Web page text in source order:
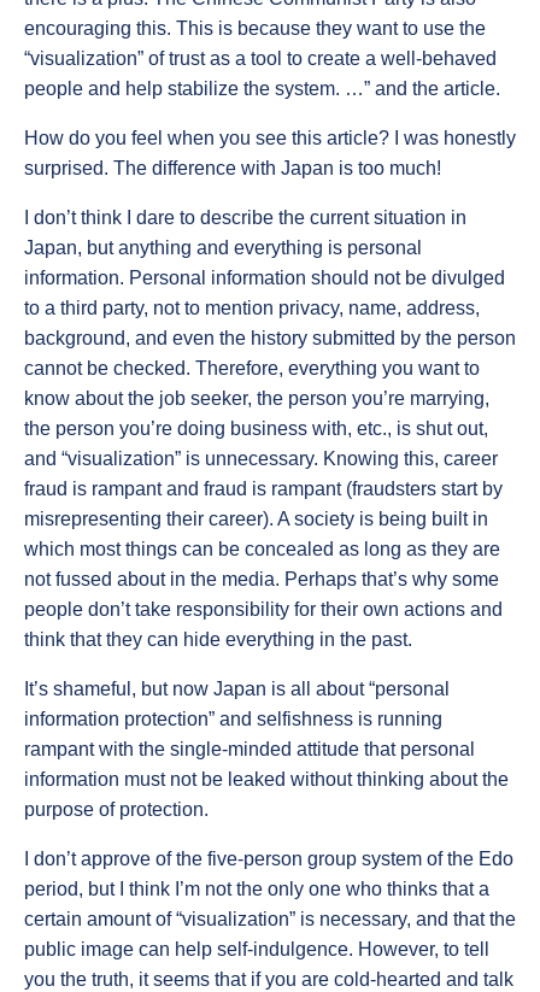
encouraging this. This is because they want to use the
“visualization” of trust as a tool to create a well-behaved
people and help stabilize the system. …” and the article.
How do you feel when you see this article? I was honestly
surprised. The difference with Japan is too much!
I don’t think I dare to describe the current situation in
Japan, but anything and everything is personal
information. Personal information should not be divulged
to a third party, not to mention privacy, name, address,
background, and even the history submitted by the person
cannot be checked. Therefore, everything you want to
know about the job seeker, the person you’re marrying,
the person you’re doing business with, etc., is shut out,
and “visualization” is unnecessary. Knowing this, career
fraud is rampant and fraud is rampant (fraudsters start by
misrepresenting their career). A society is being built in
which most things can be concealed as long as they are
not fussed about in the media. Perhaps that’s why some
people don’t take responsibility for their own actions and
think that they can hide everything in the past.
It’s shameful, but now Japan is all about “personal
information protection” and selfishness is running
rampant with the single-minded attitude that personal
information must not be leaked without thinking about the
purpose of protection.
I don’t approve of the five-person group system of the Edo
period, but I think I’m not the only one who thinks that a
certain amount of “visualization” is necessary, and that the
public image can help self-indulgence. However, to tell
you the truth, it seems that if you are cold-hearted and talk